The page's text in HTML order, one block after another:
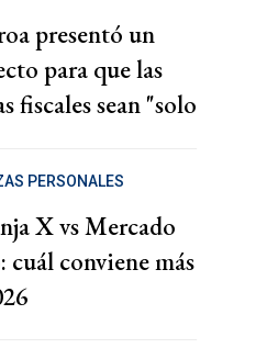
presentó un
para que las
fiscales sean "solo
PERSONALES
X vs Mercado
cuál conviene más